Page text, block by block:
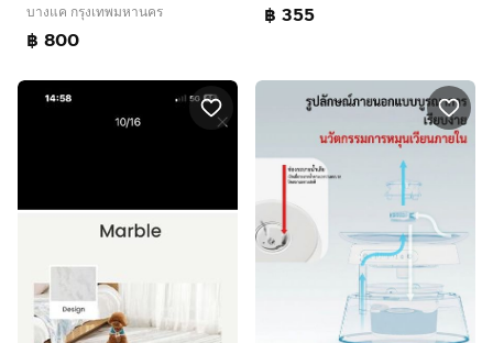
บางแค กรุงเทพมหานคร
฿ 800
฿ 355